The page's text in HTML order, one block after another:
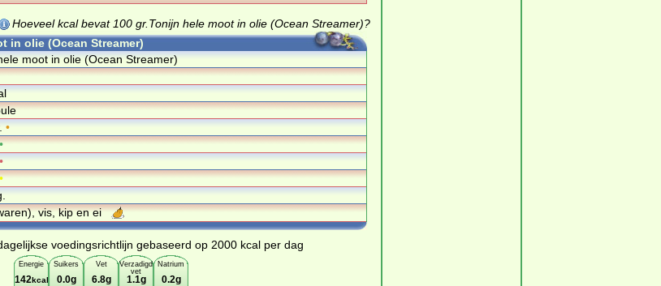
Hoeveel kcal bevat 100 gr.Tonijn hele moot in olie (Ocean Streamer)?
in olie (Ocean Streamer)
moot in olie (Ocean Streamer)
•
•
•
•
vis, kip en ei
voedingsrichtlijn gebaseerd op 2000 kcal per dag
Energie
142kcal
Suikers
0.0g
Vet
6.8g
Verzadigd
vet
1.1g
Natrium
0.2g